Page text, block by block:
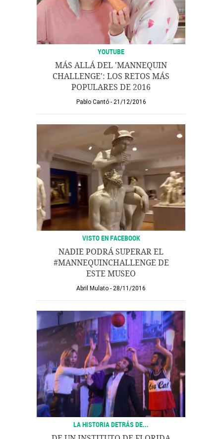
YOUTUBE
MÁS ALLÁ DEL 'MANNEQUIN
CHALLENGE': LOS RETOS MÁS
POPULARES DE 2016
Pablo Cantó 21/12/2016
VISTO EN FACEBOOK
NADIE PODRÁ SUPERAR EL
#MANNEQUINCHALLENGE DE
ESTE MUSEO
Abril Mulato 28/11/2016
LA HISTORIA DETRÁS DE...